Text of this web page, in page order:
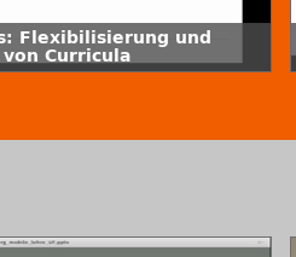
Flexibilisierung und
Curricula